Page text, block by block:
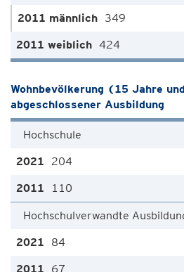
349
424
Wohnbevölkerung (15 Jahre
abgeschlossener Ausbildung
Hochschule
204
110
Hochschulverwandte
84
67